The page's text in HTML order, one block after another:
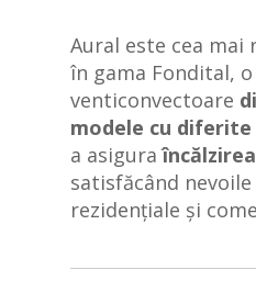
Aural este cea mai
în gama Fondital,
venticonvectoare
modele cu
a asigura
satisfăcând
rezidențiale și